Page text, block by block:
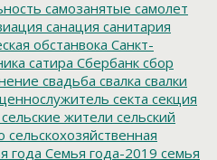
самозанятые самолет
санация санитария
обстанвока Санкт-
сатира Сбербанк сбор
свадьба свалка свалки
секта секция
сельские жители сельский
сельскохозяйственная
года Семья года-2019 семья